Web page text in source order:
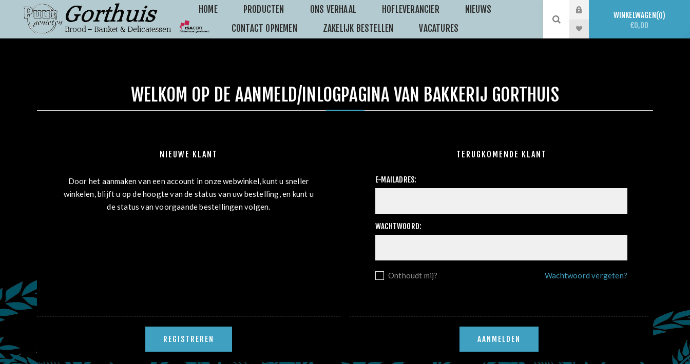
HOME PRODUCTEN ONS VERHAAL HOFLEVERANCIER
NIEUWS
CONTACT OPNEMEN
ZAKELIJK BESTELLEN VACATURES
WINKELWAGEN 0
€0,00
WELKOM OP DE AANMELD/INLOGPAGINA VAN BAKKERIJ GORTHUIS
NIEUWE KLANT
Door het aanmaken van een account in onze webwinkel, kunt u sneller
winkelen, blijft u op de hoogte van de status van uw bestelling, en kunt u
de status van voorgaande bestellingen volgen.
TERUGKOMENDE KLANT
E-MAILADRES:
WACHTWOORD:
Onthoudt mij? Wachtwoord vergeten?